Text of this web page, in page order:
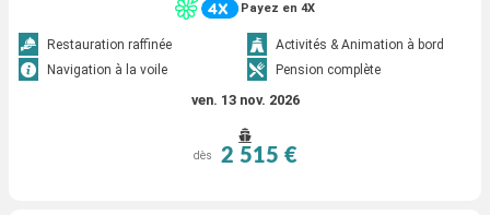
Payez en 4X
Restauration raffinée
Activités & Animation à bord
Navigation à la voile
Pension complète
ven. 13 nov. 2026
dès 2 515 €